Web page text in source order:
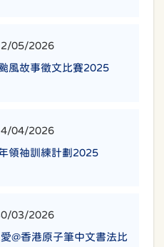
05/2026
風故事徵文比賽2025
04/2026
領袖訓練計劃2025
03/2026
愛@香港原子筆中文書法比